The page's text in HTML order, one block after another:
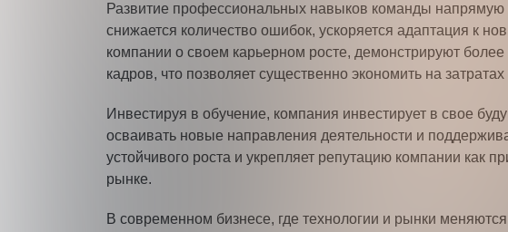
Развитие профессиональных навыков команды напрямую
снижается количество ошибок, ускоряется адаптация к
компании о своем карьерном росте, демонстрируют
кадров, что позволяет существенно экономить на
Инвестируя в обучение, компания инвестирует в свое
осваивать новые направления деятельности и
устойчивого роста и укрепляет репутацию компании как
рынке.
В современном бизнесе, где технологии и рынки